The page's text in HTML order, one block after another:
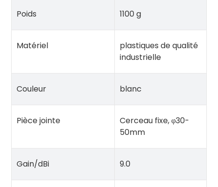
Poids 1100 g
Matériel
plastiques de qualité
industrielle
Couleur blanc
Pièce jointe
Cerceau fixe, φ30-
50mm
Gain/dBi 9.0